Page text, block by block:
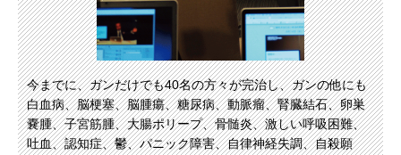
今までに、ガンだけでも40名の方々が完治し、ガンの他にも
白血病、脳梗塞、脳腫瘍、糖尿病、動脈瘤、腎臓結石、卵巣
嚢腫、子宮筋腫、大腸ポリープ、骨髄炎、激しい呼吸困難、
吐血、認知症、鬱、パニック障害、自律神経失調、自殺願